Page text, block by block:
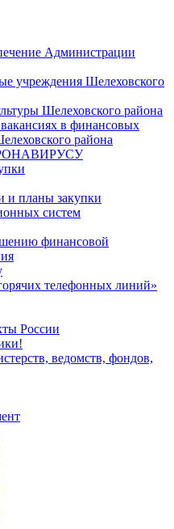
Администрации
учреждения Шелеховского
Шелеховского района
в финансовых
района
и планы закупки
систем
финансовой
телефонных линий»
России
ведомств, фондов,